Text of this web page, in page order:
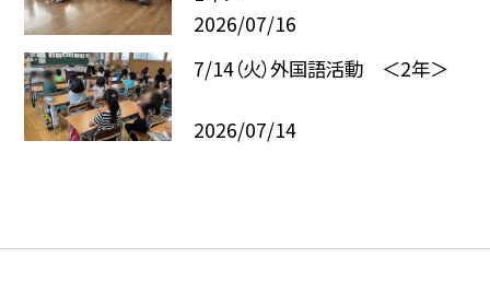
2026/07/16
7/14（火）外国語活動 ＜2年＞
2026/07/14